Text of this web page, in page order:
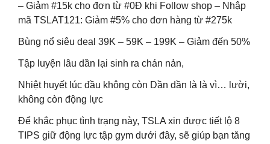
– Giảm #15k cho đơn từ #0Đ khi Follow shop – Nhập
mã TSLAT121: Giảm #5% cho đơn hàng từ #275k
Bùng nổ siêu deal 39K – 59K – 199K – Giảm đến 50%
Tập luyện lâu dần lại sinh ra chán nản,
Nhiệt huyết lúc đầu không còn Dần dần là là vì… lười,
không còn động lực
Để khắc phục tình trạng này, TSLA xin được tiết lộ 8
TIPS giữ động lực tập gym dưới đây, sẽ giúp bạn tăng